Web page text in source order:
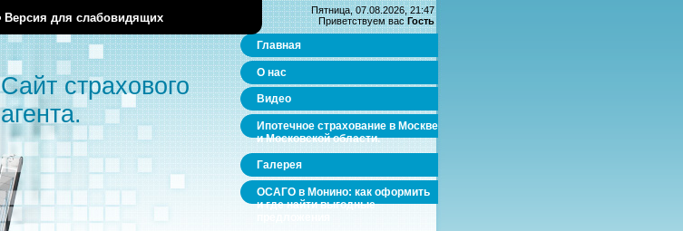
Версия для слабовидящих
Сайт страхового
агента.
Пятница, 07.08.2026, 21:47
Приветствуем вас Гость
Главная
О нас
Видео
Ипотечное страхование в Москве
и Московской области.
Галерея
ОСАГО в Монино: как оформить
и где найти выгодные